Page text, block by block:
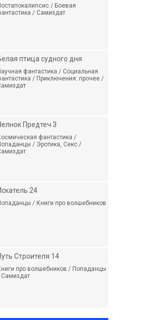
/ Боевая
/ Самиздат
птица судного дня
фантастика / Социальная
/ Приключения: прочее /
Предтеч 3
фантастика /
/ Эротика, Секс /
24
/ Книги про волшебников
Строителя 14
про волшебников / Попаданцы